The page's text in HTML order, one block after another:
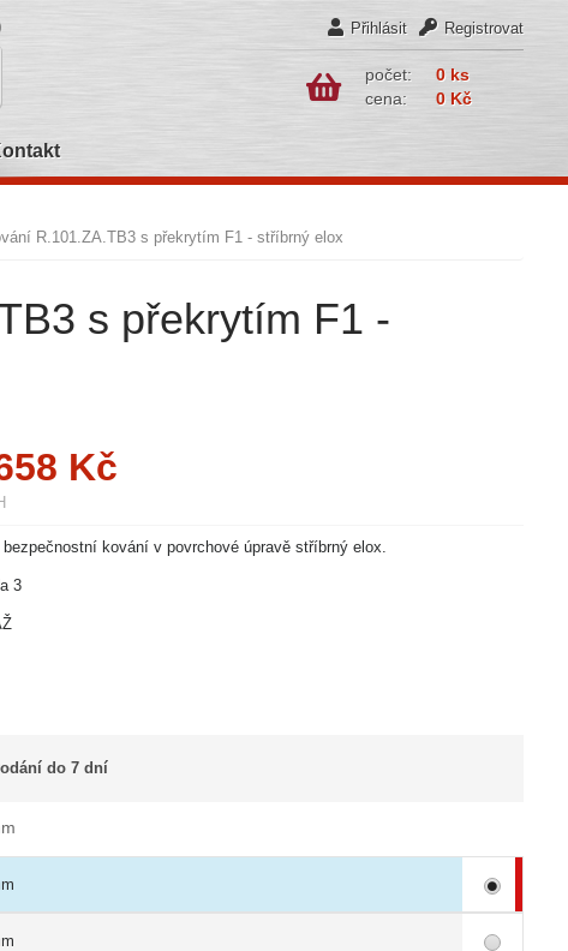
Přihlásit Registrovat
počet:
0 ks
cena:
0 Kč
R.101.ZA.TB3 s překrytím F1 - stříbrný elox
s překrytím F1 -
Kč
kování v povrchové úpravě stříbrný elox.
3
do 7 dní